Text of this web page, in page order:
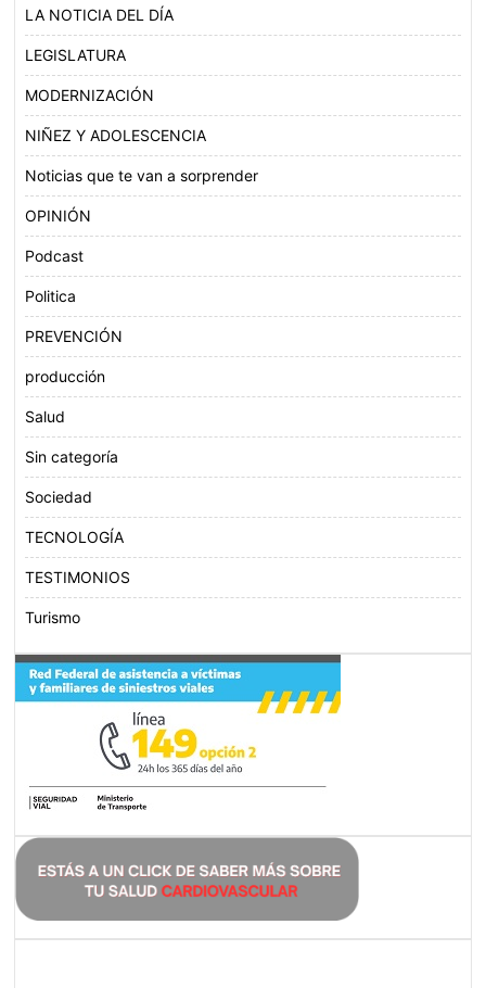
LA NOTICIA DEL DÍA
LEGISLATURA
MODERNIZACIÓN
NIÑEZ Y ADOLESCENCIA
Noticias que te van a sorprender
OPINIÓN
Podcast
Politica
PREVENCIÓN
producción
Salud
Sin categoría
Sociedad
TECNOLOGÍA
TESTIMONIOS
Turismo